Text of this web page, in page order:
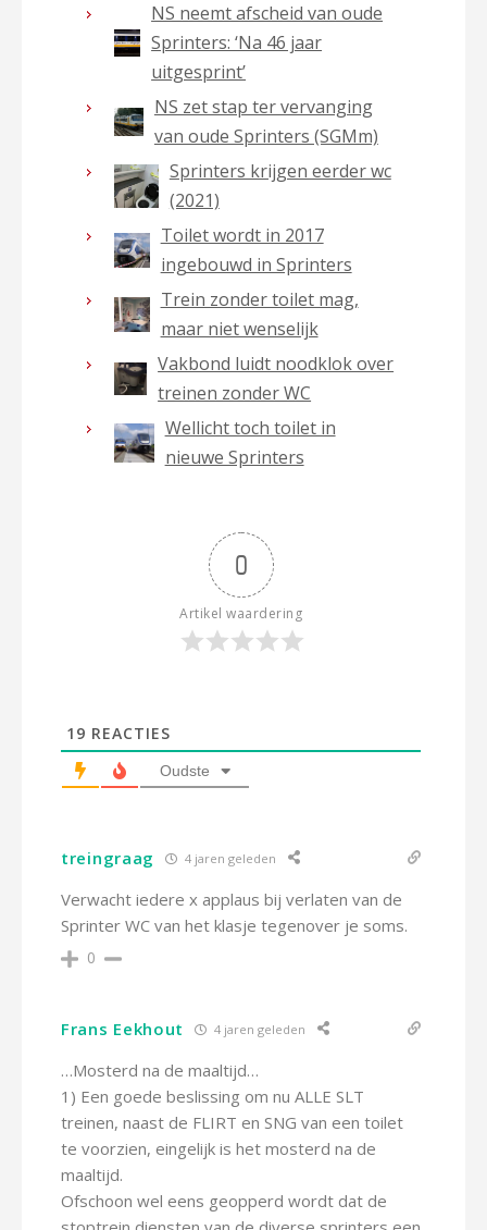
NS neemt afscheid van oude
Sprinters: ‘Na 46 jaar
uitgesprint’
NS zet stap ter vervanging
van oude Sprinters (SGMm)
Sprinters krijgen eerder wc
(2021)
Toilet wordt in 2017
ingebouwd in Sprinters
Trein zonder toilet mag,
maar niet wenselijk
Vakbond luidt noodklok over
treinen zonder WC
Wellicht toch toilet in
nieuwe Sprinters
0
Artikel waardering
19 REACTIES
Oudste
treingraag 4 jaren geleden
Verwacht iedere x applaus bij verlaten van de
Sprinter WC van het klasje tegenover je soms.
0
Frans Eekhout 4 jaren geleden
…Mosterd na de maaltijd…
1) Een goede beslissing om nu ALLE SLT
treinen, naast de FLIRT en SNG van een toilet
te voorzien, eingelijk is het mosterd na de
maaltijd.
Ofschoon wel eens geopperd wordt dat de